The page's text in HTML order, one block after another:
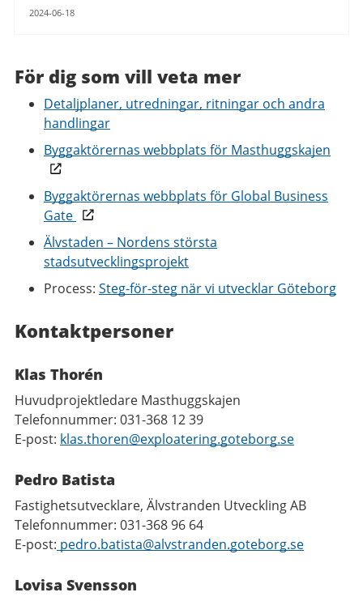
2024-06-18
För dig som vill veta mer
Detaljplaner, utredningar, ritningar och andra
handlingar
Byggaktörernas webbplats för Masthuggskajen
Byggaktörernas webbplats för Global Business
Gate
Älvstaden – Nordens största
stadsutvecklingsprojekt
Process: Steg-för-steg när vi utvecklar Göteborg
Kontaktpersoner
Klas Thorén
Huvudprojektledare Masthuggskajen
Telefonnummer: 031-368 12 39
E-post: klas.thoren@exploatering.goteborg.se
Pedro Batista
Fastighetsutvecklare, Älvstranden Utveckling AB
Telefonnummer: 031-368 96 64
E-post: pedro.batista@alvstranden.goteborg.se
Lovisa Svensson